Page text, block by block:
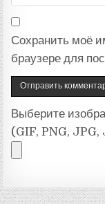
Сохранить моё
браузере для
Выберите
(GIF, PNG, JPG,